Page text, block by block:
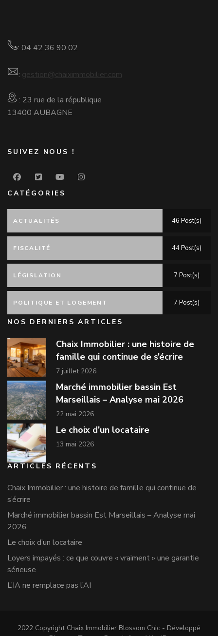
: 04 42 36 90 02
: gestion@chaiximmobilier.com
: 23 rue de la république
13400 AUBAGNE
SUIVEZ NOUS !
CATÉGORIES
ACTUALITÉS 46 Post(s)
FISCALITÉ 44 Post(s)
LÉGISLATION 7 Post(s)
POLITIQUE ET LOGEMENT 7 Post(s)
NOS DERNIERS ARTICLES
Chaix Immobilier : une histoire de
famille qui continue de s’écrire
7 juillet 2026
Marché immobilier bassin Est
Marseillais – Analyse mai 2026
22 mai 2026
Le choix d’un locataire
13 mai 2026
ARTICLES RÉCENTS
Chaix Immobilier : une histoire de famille qui continue de
s’écrire
Marché immobilier bassin Est Marseillais – Analyse mai
2026
Le choix d’un locataire
Loyers impayés : ce que couvre « vraiment » une garantie
sérieuse
L’IA ne remplace pas l’AI
2022 Copyright Chaix Immobilier Blossom Chic - Développé